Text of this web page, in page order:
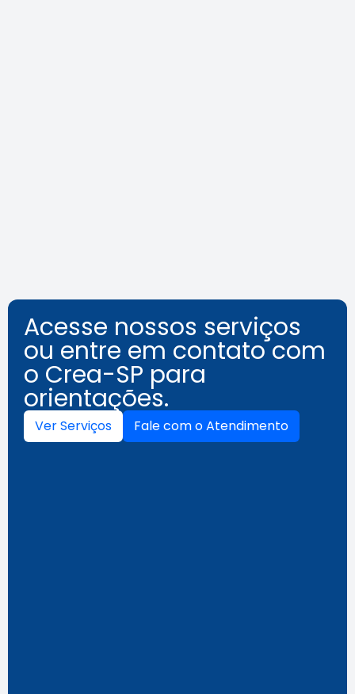
Acesse nossos serviços
ou entre em contato com
o Crea-SP para
orientações.
Ver Serviços Fale com o Atendimento